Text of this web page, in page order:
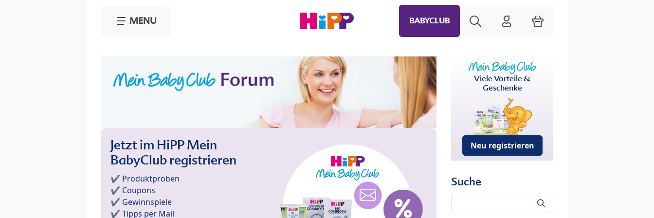
MENU BABYCLUB HiPP Mein Babyclub
Warenkorb
Jetzt im HiPP Mein
BabyClub registrieren
✔️ Produktproben
✔️ Coupons
✔️ Gewinnspiele
✔️ Tipps per Mail
Viele Vorteile &
Geschenke
Neu registrieren
Suche